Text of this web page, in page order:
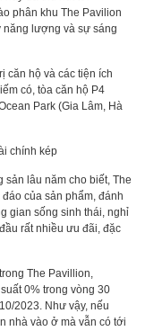
phân khu The Pavilion
năng lượng và sự sáng
căn hộ và các tiện ích
có, tòa căn hộ P4
Park (Gia Lâm, Hà
chính kép
sản lâu năm cho biết, The
của sản phẩm, đánh
gian sống sinh thái, nghỉ
rất nhiều ưu đãi, đặc
The Pavillion,
0% trong vòng 30
2023. Như vậy, nếu
nhà vào ở mà vẫn có tới